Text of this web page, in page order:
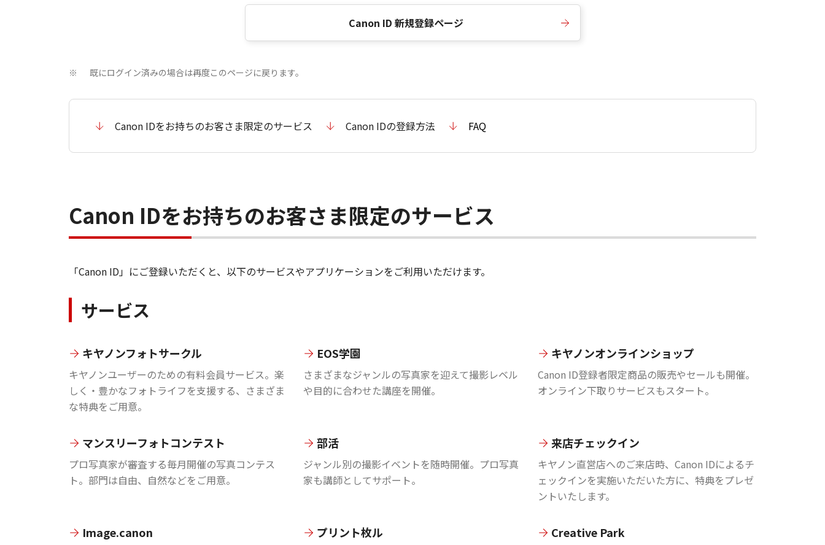
Canon ID 新規登録ページ
※ 既にログイン済みの場合は再度このページに戻ります。
Canon IDをお持ちのお客さま限定のサービス Canon IDの登録方法 FAQ
Canon IDをお持ちのお客さま限定のサービス
「Canon ID」にご登録いただくと、以下のサービスやアプリケーションをご利用いただけます。
サービス
キヤノンフォトサークル
キヤノンユーザーのための有料会員サービス。楽
しく・豊かなフォトライフを支援する、さまざま
な特典をご用意。
EOS学園
さまざまなジャンルの写真家を迎えて撮影レベル
や目的に合わせた講座を開催。
キヤノンオンラインショップ
Canon ID登録者限定商品の販売やセールも開催。
オンライン下取りサービスもスタート。
マンスリーフォトコンテスト
プロ写真家が審査する毎月開催の写真コンテス
ト。部門は自由、自然などをご用意。
部活
ジャンル別の撮影イベントを随時開催。プロ写真
家も講師としてサポート。
来店チェックイン
キヤノン直営店へのご来店時、Canon IDによるチ
ェックインを実施いただいた方に、特典をプレゼ
ントいたします。
Image.canon プリント枚ル Creative Park